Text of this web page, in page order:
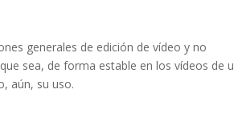
generales de edición de vídeo y no
sea, de forma estable en los vídeos de
aún, su uso.